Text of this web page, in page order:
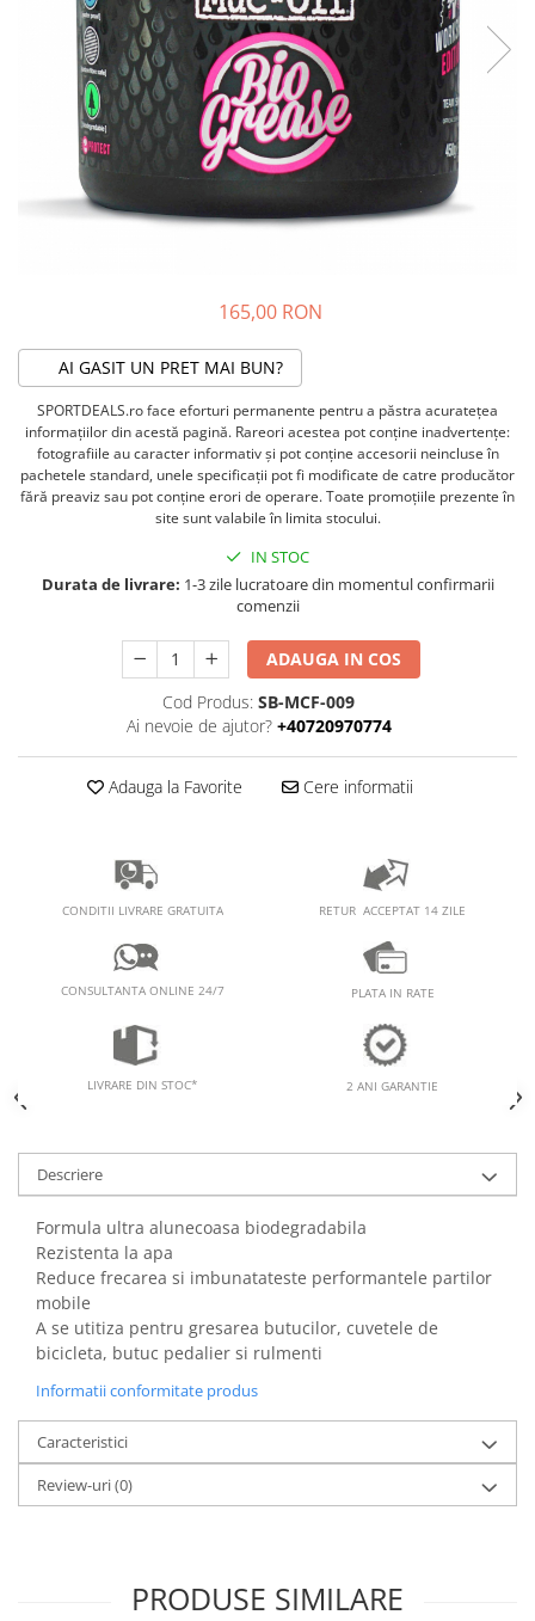
18" (varsta 5-7 ani)
16" (varsta 4-6 ani)
14" (varsta 3-5 ani)
12" (varsta 2-4 ani)
BALANCE BIKE (varsta 2-3 ani)
SONERII
ALTE ACCESORII
SUPORTI/STANDURI
SCAUNE COPII
COMPONENTE
ANVELOPE SI CAMERE
CADRE SI PIESE
PEDALE SI ACCESORII
PIESE E-BIKE
ROTI SI PIESE
RULMENTI
SEI SI COMPONENTE
TRANSMISIE
HANORACE
INCALTAMINTE
HUSE PANTOFI
PANTOFI CASUAL
PANTOFI CICLISM
MANUSI
OCHELARI
PROTECTII/ARMURI
ARMURI
PROTECTII COATE
PROTECTII GENUNCHI
ALTE PROTECTII
PANTALONI PROTECTIE
SEPCI /CACIULI / BANDANE
MASTI/CAGULE
PROSOAPE FITNESS/YOGA
BANDAJE/PROTECTII/RECUPERARE
FLEXORI
SALTELE/COVOARE/PAVAJE
SPORT FIT
MASAJ
165,00 RON
AI GASIT UN PRET MAI BUN?
SPORTDEALS.ro face eforturi permanente pentru a păstra acurateţea
informaţiilor din acestă pagină. Rareori acestea pot conţine inadvertenţe:
fotografiile au caracter informativ şi pot conţine accesorii neincluse în
pachetele standard, unele specificaţii pot fi modificate de catre producător
fără preaviz sau pot conţine erori de operare. Toate promoţiile prezente în
site sunt valabile în limita stocului.
IN STOC
Durata de livrare: 1-3 zile lucratoare din momentul confirmarii
comenzii
ADAUGA IN COS
Cod Produs: SB-MCF-009
Ai nevoie de ajutor? +40720970774
Adauga la Favorite Cere informatii
CONDITII LIVRARE GRATUITA RETUR ACCEPTAT 14 ZILE
CONSULTANTA ONLINE 24/7 PLATA IN RATE
LIVRARE DIN STOC* 2 ANI GARANTIE
Descriere
Formula ultra alunecoasa biodegradabila
Rezistenta la apa
Reduce frecarea si imbunatateste performantele partilor
mobile
A se utitiza pentru gresarea butucilor, cuvetele de
bicicleta, butuc pedalier si rulmenti
Informatii conformitate produs
Caracteristici
Review-uri(0)
PRODUSE SIMILARE